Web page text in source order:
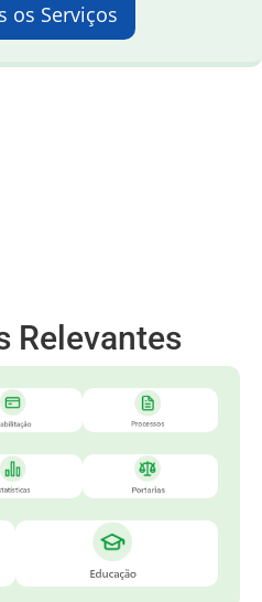
os Serviços
Relevantes